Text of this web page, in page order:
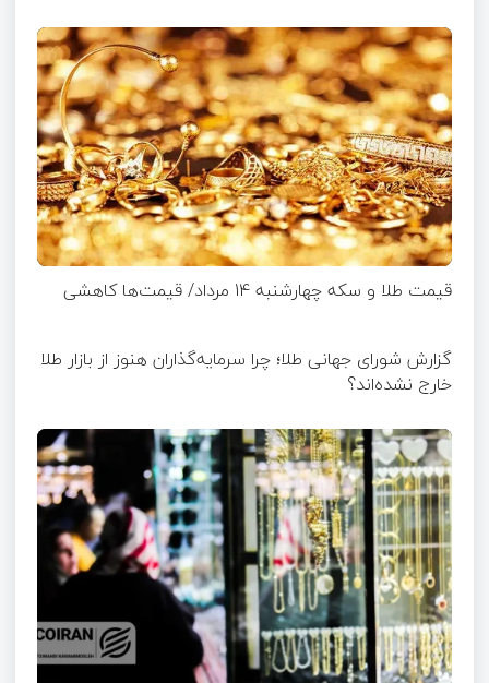
قیمت طلا و سکه چهارشنبه 14 مرداد/ قیمت‌ها کاهشی
گزارش شورای جهانی طلا؛ چرا سرمایه‌گذاران هنوز از بازار طلا
خارج نشده‌اند؟